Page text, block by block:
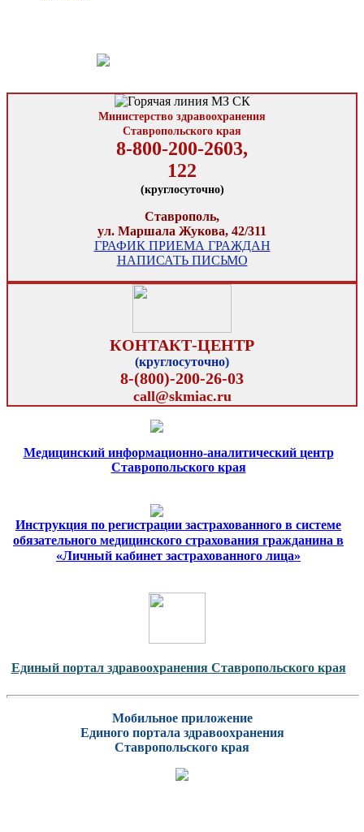
Министерство здравоохранения
Ставропольского края
8-800-200-2603,
122
(круглосуточно)
Ставрополь,
ул. Маршала Жукова, 42/311
ГРАФИК ПРИЕМА ГРАЖДАН
НАПИСАТЬ ПИСЬМО
КОНТАКТ-ЦЕНТР
(круглосуточно)
8-(800)-200-26-03
call@skmiac.ru
Медицинский информационно-аналитический центр
Ставропольского края
Инструкция по регистрации застрахованного в системе
обязательного медицинского страхования гражданина в
«Личный кабинет застрахованного лица»
Единый портал здравоохранения Ставропольского края
Мобильное приложение
Единого портала здравоохранения
Ставропольского края